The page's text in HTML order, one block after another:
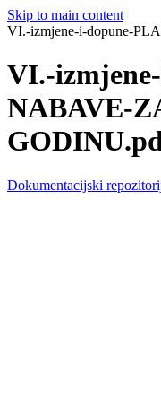
Skip to main content
VI.-izmjene-i-dopune-
VI.-
NABAVE-
Dokumentacijski